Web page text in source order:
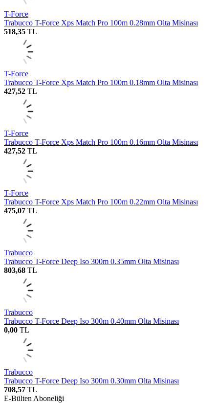
T-Force
Trabucco T-Force Xps Match Pro 100m 0.28mm Olta Misinası
518,35 TL
T-Force
Trabucco T-Force Xps Match Pro 100m 0.18mm Olta Misinası
427,52 TL
T-Force
Trabucco T-Force Xps Match Pro 100m 0.16mm Olta Misinası
427,52 TL
T-Force
Trabucco T-Force Xps Match Pro 100m 0.22mm Olta Misinası
475,07 TL
Trabucco
Trabucco T-Force Deep Iso 300m 0.35mm Olta Misinası
803,68 TL
Trabucco
Trabucco T-Force Deep Iso 300m 0.40mm Olta Misinası
0,00 TL
Trabucco
Trabucco T-Force Deep Iso 300m 0.30mm Olta Misinası
708,57 TL
E-Bülten Aboneliği